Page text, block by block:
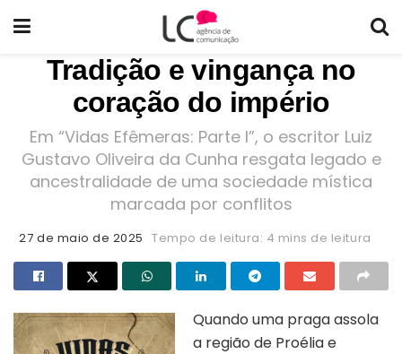
Tradição e vingança no
coração do império
Em “Vidas Efêmeras: Parte I”, o escritor Luiz
Gustavo Oliveira da Cunha resgata legado e
ancestralidade de uma sociedade mística
marcada por conflitos
27 de maio de 2025 Tempo de leitura: 4 mins de leitura
Quando uma praga assola
a região de Proélia e